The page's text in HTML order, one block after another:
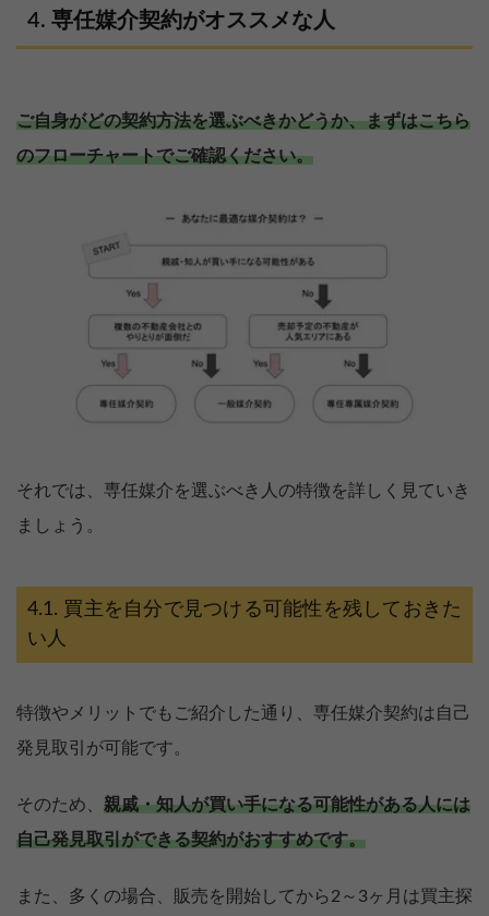
専任媒介契約がオススメな人
ご自身がどの契約方法を選ぶべきかどうか、まずはこちら
のフローチャートでご確認ください。
それでは、専任媒介を選ぶべき人の特徴を詳しく見ていき
ましょう。
買主を自分で見つける可能性を残しておきた
い人
特徴やメリットでもご紹介した通り、専任媒介契約は自己
発見取引が可能です。
そのため、 親戚・知人が買い手になる可能性がある人には
自己発見取引ができる契約がおすすめです。
また、多くの場合、販売を開始してから2～3ヶ月は買主探